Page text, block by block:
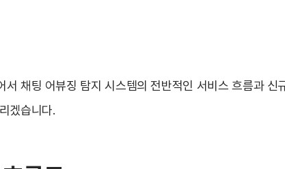
서 채팅 어뷰징 탐지 시스템의 전반적인 서비스 흐름과 신
겠습니다.